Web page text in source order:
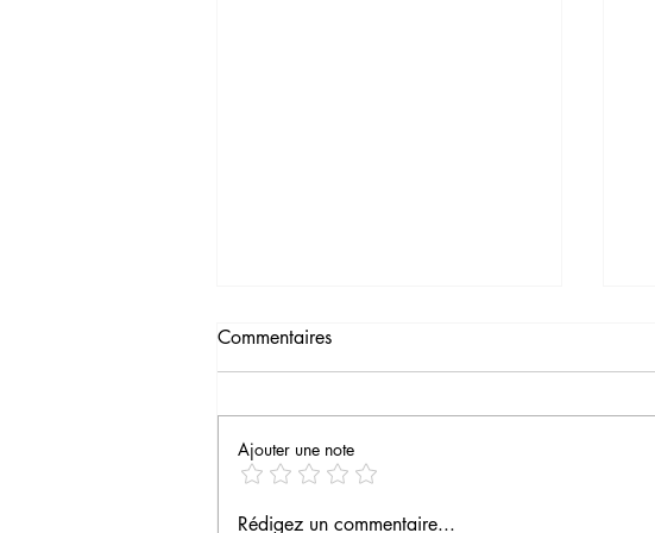
Une quatrième saison est en
Commentaires
Ajouter une note
Rédigez un commentaire...